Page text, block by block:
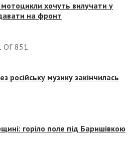
мотоцикли хочуть вилучати у
на фронт
Of 851
російську музику закінчилась
горіло поле під Баришівкою